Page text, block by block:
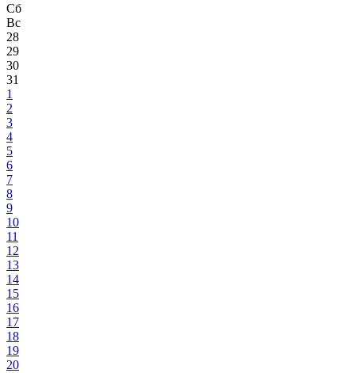
Сб
Вс
28
29
30
31
1
2
3
4
5
6
7
8
9
10
11
12
13
14
15
16
17
18
19
20